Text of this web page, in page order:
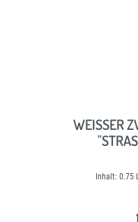
WEISSER
Inhalt: 0.75